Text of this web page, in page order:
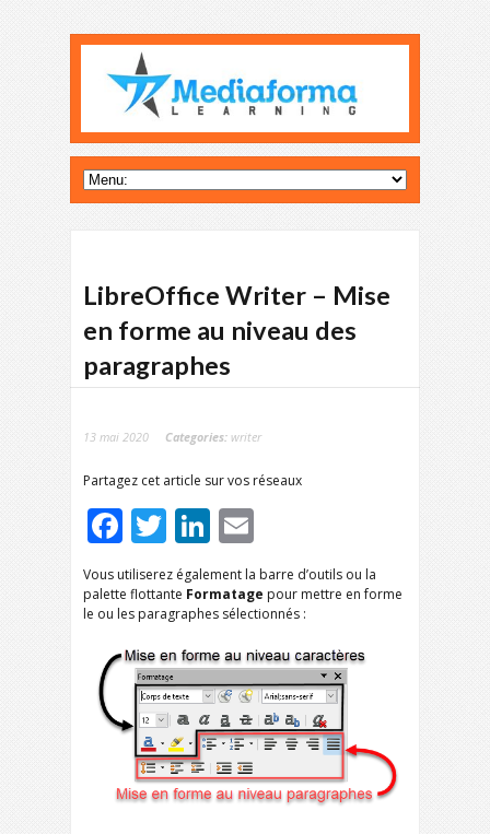
LibreOffice Writer – Mise
en forme au niveau des
paragraphes
13 mai 2020 Categories: writer
Partagez cet article sur vos réseaux
Facebook
TwitterLinkedIn
Vous utiliserez également la barre d’outils ou la
palette flottante Formatage pour mettre en forme
le ou les paragraphes sélectionnés :